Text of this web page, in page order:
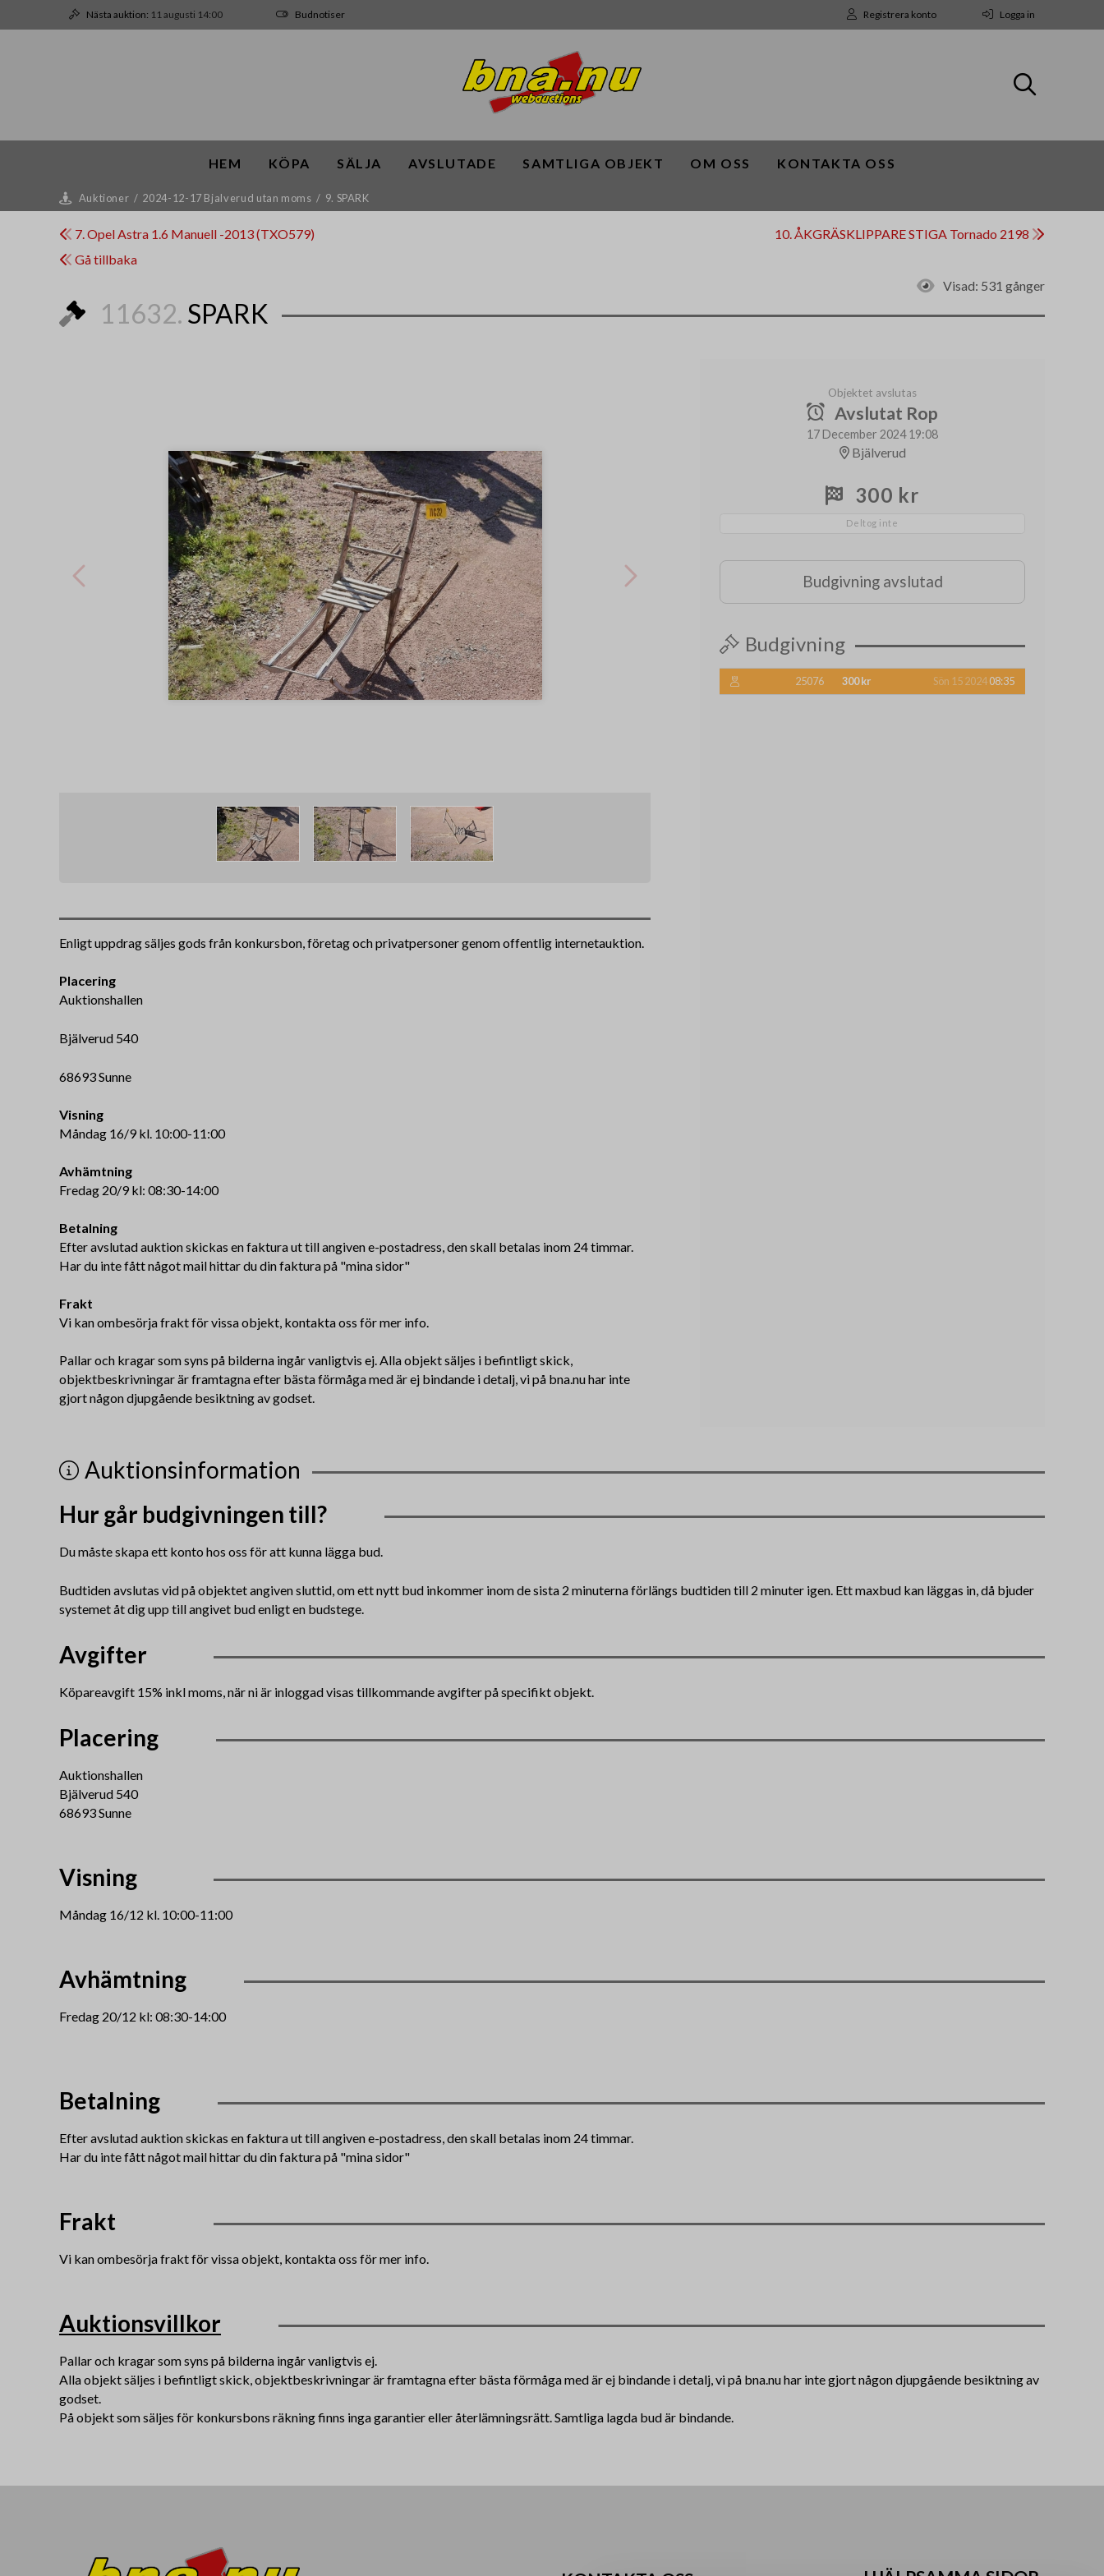
Nästa auktion: 11 augusti 14:00 Budnotiser Registrera konto Logga in
HEM KÖPA SÄLJA AVSLUTADE SAMTLIGA OBJEKT OM OSS KONTAKTA OSS
Auktioner / 2024-12-17 Bjalverud utan moms / 9. SPARK
7. Opel Astra 1.6 Manuell -2013 (TXO579)
10. ÅKGRÄSKLIPPARE STIGA Tornado 2198
Gå tillbaka
Visad: 531 gånger
11632. SPARK
Enligt uppdrag säljes gods från konkursbon, företag och privatpersoner genom offentlig internetauktion.
Placering
Auktionshallen
Bjälverud 540
68693 Sunne
Visning
Måndag 16/9 kl. 10:00-11:00
Avhämtning
Fredag 20/9 kl: 08:30-14:00
Betalning
Efter avslutad auktion skickas en faktura ut till angiven e-postadress, den skall betalas inom 24 timmar.
Har du inte fått något mail hittar du din faktura på "mina sidor"
Frakt
Vi kan ombesörja frakt för vissa objekt, kontakta oss för mer info.
Pallar och kragar som syns på bilderna ingår vanligtvis ej. Alla objekt säljes i befintligt skick,
objektbeskrivningar är framtagna efter bästa förmåga med är ej bindande i detalj, vi på bna.nu har inte
gjort någon djupgående besiktning av godset.
Objektet avslutas
Avslutat Rop
17 December 2024 19:08
Bjälverud
300 kr
Deltog inte
Budgivning avslutad
Budgivning
25076 300 kr Sön 15 202408:35
Auktionsinformation
Hur går budgivningen till?
Du måste skapa ett konto hos oss för att kunna lägga bud.
Budtiden avslutas vid på objektet angiven sluttid, om ett nytt bud inkommer inom de sista 2 minuterna förlängs budtiden till 2 minuter igen. Ett maxbud kan läggas in, då bjuder
systemet åt dig upp till angivet bud enligt en budstege.
Avgifter
Köpareavgift 15% inkl moms, när ni är inloggad visas tillkommande avgifter på specifikt objekt.
Placering
Auktionshallen
Bjälverud 540
68693 Sunne
Visning
Måndag 16/12 kl. 10:00-11:00
Avhämtning
Fredag 20/12 kl: 08:30-14:00
Betalning
Efter avslutad auktion skickas en faktura ut till angiven e-postadress, den skall betalas inom 24 timmar.
Har du inte fått något mail hittar du din faktura på "mina sidor"
Frakt
Vi kan ombesörja frakt för vissa objekt, kontakta oss för mer info.
Auktionsvillkor
Pallar och kragar som syns på bilderna ingår vanligtvis ej.
Alla objekt säljes i befintligt skick, objektbeskrivningar är framtagna efter bästa förmåga med är ej bindande i detalj, vi på bna.nu har inte gjort någon djupgående besiktning av
godset.
På objekt som säljes för konkursbons räkning finns inga garantier eller återlämningsrätt. Samtliga lagda bud är bindande.